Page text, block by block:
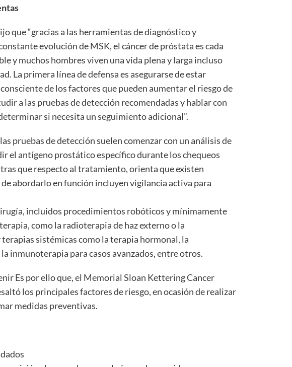
que “gracias a las herramientas de diagnóstico y
evolución de MSK, el cáncer de próstata es cada
y muchos hombres viven una vida plena y larga incluso
La primera línea de defensa es asegurarse de estar
de los factores que pueden aumentar el riesgo de
a las pruebas de detección recomendadas y hablar con
si necesita un seguimiento adicional”.
pruebas de detección suelen comenzar con un análisis de
el antígeno prostático específico durante los chequeos
que respecto al tratamiento, orienta que existen
abordarlo en función incluyen vigilancia activa para
incluidos procedimientos robóticos y mínimamente
como la radioterapia de haz externo o la
sistémicas como la terapia hormonal, la
inmunoterapia para casos avanzados, entre otros.
Es por ello que, el Memorial Sloan Kettering Cancer
los principales factores de riesgo, en ocasión de realizar
medidas preventivas.